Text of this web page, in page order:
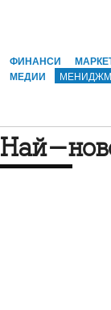
ФИНАНСИ
МЕДИИ
Най-